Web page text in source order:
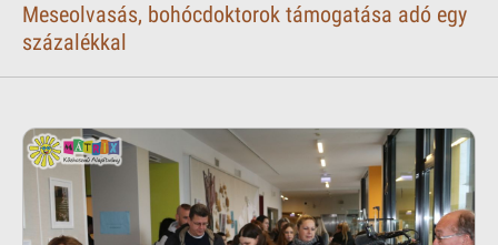
Meseolvasás, bohócdoktorok támogatása adó egy
százalékkal